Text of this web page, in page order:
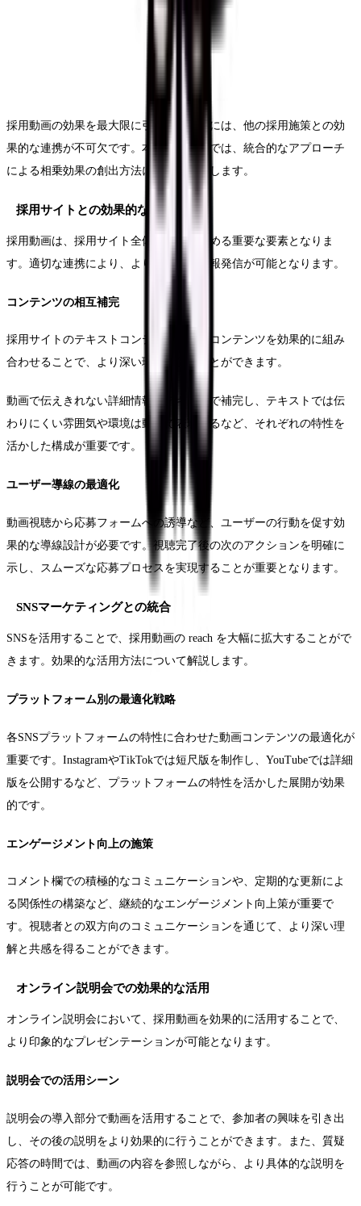
採用動画の効果を最大限に引き出すためには、他の採用施策との効
果的な連携が不可欠です。本セクションでは、統合的なアプローチ
による相乗効果の創出方法について解説します。
採用サイトとの効果的な連動
採用動画は、採用サイト全体の魅力を高める重要な要素となりま
す。適切な連携により、より効果的な情報発信が可能となります。
コンテンツの相互補完
採用サイトのテキストコンテンツと動画コンテンツを効果的に組み
合わせることで、より深い理解を促すことができます。
動画で伝えきれない詳細情報はテキストで補完し、テキストでは伝
わりにくい雰囲気や環境は動画で表現するなど、それぞれの特性を
活かした構成が重要です。
ユーザー導線の最適化
動画視聴から応募フォームへの誘導など、ユーザーの行動を促す効
果的な導線設計が必要です。視聴完了後の次のアクションを明確に
示し、スムーズな応募プロセスを実現することが重要となります。
SNSマーケティングとの統合
SNSを活用することで、採用動画の reach を大幅に拡大することがで
きます。効果的な活用方法について解説します。
プラットフォーム別の最適化戦略
各SNSプラットフォームの特性に合わせた動画コンテンツの最適化が
重要です。InstagramやTikTokでは短尺版を制作し、YouTubeでは詳細
版を公開するなど、プラットフォームの特性を活かした展開が効果
的です。
エンゲージメント向上の施策
コメント欄での積極的なコミュニケーションや、定期的な更新によ
る関係性の構築など、継続的なエンゲージメント向上策が重要で
す。視聴者との双方向のコミュニケーションを通じて、より深い理
解と共感を得ることができます。
オンライン説明会での効果的な活用
オンライン説明会において、採用動画を効果的に活用することで、
より印象的なプレゼンテーションが可能となります。
説明会での活用シーン
説明会の導入部分で動画を活用することで、参加者の興味を引き出
し、その後の説明をより効果的に行うことができます。また、質疑
応答の時間では、動画の内容を参照しながら、より具体的な説明を
行うことが可能です。